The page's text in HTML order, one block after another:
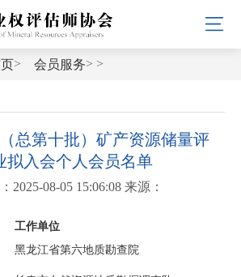
> 会员服务> >
总第十批）矿产资源储量评
拟入会个人会员名单
2025-08-05 15:06:08 来源：
工作单位
黑龙江省第六地质勘查院